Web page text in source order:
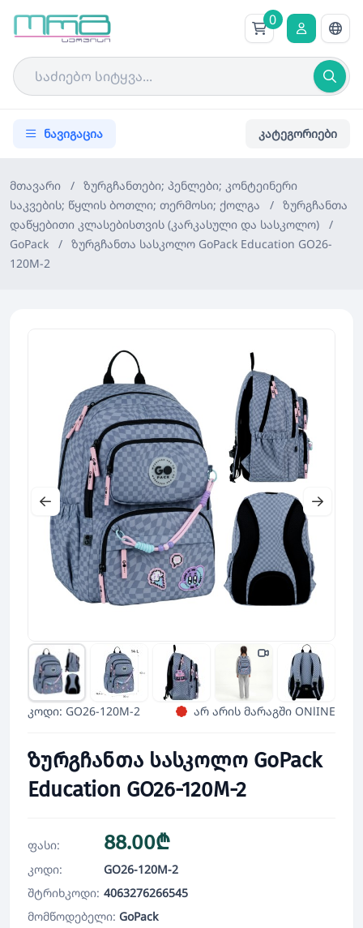
0
ნავიგაცია კატეგორიები
მთავარი /
ზურგჩანთები; პენლები; კონტეინერი
საკვების; წყლის ბოთლი; თერმოსი; ქოლგა
/
ზურგჩანთა
დაწყებითი კლასებისთვის (კარკასული და სასკოლო)
/
GoPack
/
ზურგჩანთა სასკოლო GoPack Education GO26-
120M-2
კოდი: GO26-120M-2 არ არის მარაგში ONlINE
ზურგჩანთა სასკოლო GoPack
Education GO26-120M-2
ფასი: 88.00₾
კოდი:
GO26-120M-2
შტრიხკოდი: 4063276266545
მომწოდებელი: GoPack